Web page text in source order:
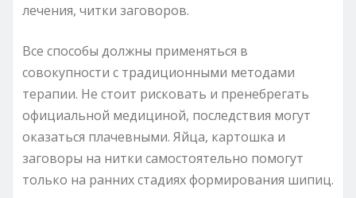
лечения, читки заговоров.
Все способы должны применяться в
совокупности с традиционными методами
терапии. Не стоит рисковать и пренебрегать
официальной медициной, последствия могут
оказаться плачевными. Яйца, картошка и
заговоры на нитки самостоятельно помогут
только на ранних стадиях формирования шипиц.